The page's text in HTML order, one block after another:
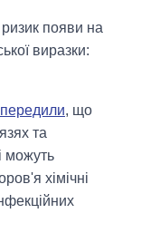
появи на
виразки:
, що
та
можуть
хімічні